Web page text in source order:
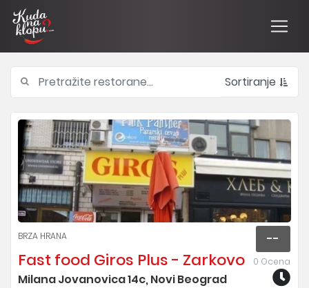
Sortiranje
--
0 Ocena
BRZA HRANA
Fast food Giros Plus - Zarkovo
Milana Jovanovica 14c, Novi Beograd